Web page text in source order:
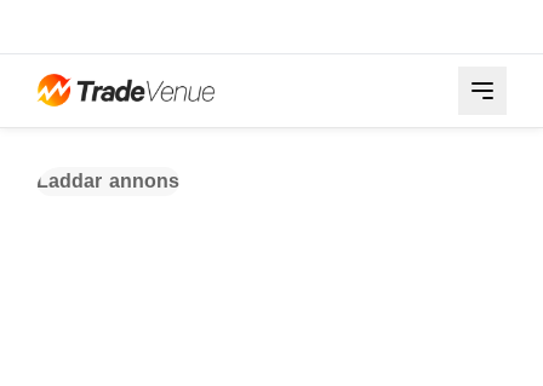
Laddar annons